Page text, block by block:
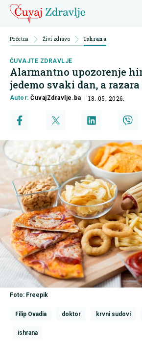
Početna Živi zdravo Ishrana
ČUVAJTE ZDRAVLJE
Alarmantno upozorenje
jedemo svaki dan, a
Autor:ČuvajZdravlje.ba 18. 05. 2026.
Foto: Freepik
Filip Ovadia doktor krvni sudovi
ishrana